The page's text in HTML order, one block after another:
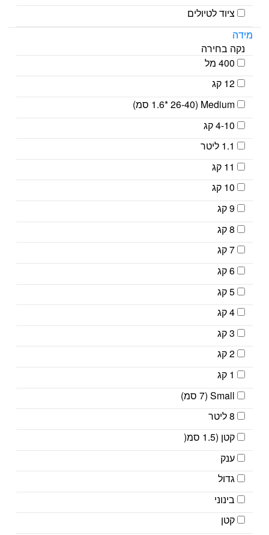
ציוד לטיולים
מידה
נקה בחירה
400 מל
12 קג
Medium (1.6* 26-40 סמ)
4-10 קג
1.1 ליטר
11 קג
10 קג
9 קג
8 קג
7 קג
6 קג
5 קג
4 קג
3 קג
2 קג
1 קג
Small (7 סמ)
8 ליטר
קטן (1.5 סמ(
ענק
גדול
בינוני
קטן